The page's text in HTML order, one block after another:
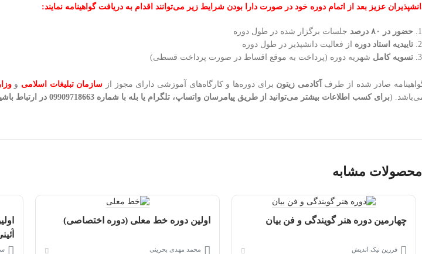
عزیز بعد از اتمام دوره خود در صورت دارا بودن شرایط زیر می‌توانند اقدام به دریافت گواهینامه نمایند:
حضور در ۸۰ درصد
جلسات برگزار شده در طول دوره
تاییدیه استاد دوره از فعالیت دانشپذیر در طول دوره
تسویه کامل شهریه دوره (پرداخت به موقع اقساط در صورت پرداخت قسطی)
صادر شده از طرف آکادمی زیتون برای دوره‌ها و کارگاه‌های آموزشی دارای مجوز از سازمان تبلیغات اسلامی و
(برای کسب اطلاعات بیشتر می‌توانید از طریق پیامرسان واتساپ، تلگرام یا بله با شماره 09909718663 در ارتباط باشید.
محصولات مشابه
چهارمین دوره هنر گویندگی و فن بیان
فرزین نیک اندیش
اولین دوره خط معلی (دوره اختصاصی)
محمد مهدی بحرینی